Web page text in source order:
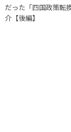
だった「四国政策転
介【後編】